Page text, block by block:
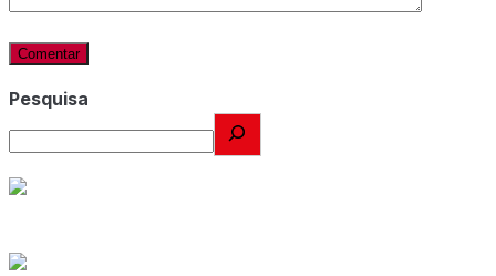
Pesquisa